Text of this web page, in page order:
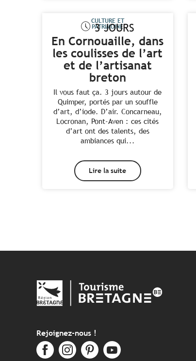
CULTURE ET
PATRIMOINE
3 JOURS
En Cornouaille, dans
les coulisses de l’art
et de l’artisanat
breton
Il vous faut ça. 3 jours autour de
Quimper, portés par un souffle
d’art, d’iode. D’air. Concarneau,
Locronan, Pont-Aven : ces cités
d’art ont des talents, des
ambiances qui...
Lire la suite
Rejoignez-nous !